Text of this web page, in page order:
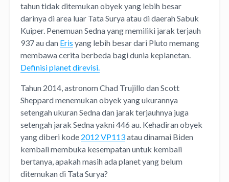
tahun tidak ditemukan obyek yang lebih besar
darinya di area luar Tata Surya atau di daerah Sabuk
Kuiper. Penemuan Sedna yang memiliki jarak terjauh
937 au dan Eris yang lebih besar dari Pluto memang
membawa cerita berbeda bagi dunia keplanetan.
Definisi planet direvisi.
Tahun 2014, astronom Chad Trujillo dan Scott
Sheppard menemukan obyek yang ukurannya
setengah ukuran Sedna dan jarak terjauhnya juga
setengah jarak Sedna yakni 446 au. Kehadiran obyek
yang diberi kode 2012 VP113atau dinamai Biden
kembali membuka kesempatan untuk kembali
bertanya, apakah masih ada planet yang belum
ditemukan di Tata Surya?